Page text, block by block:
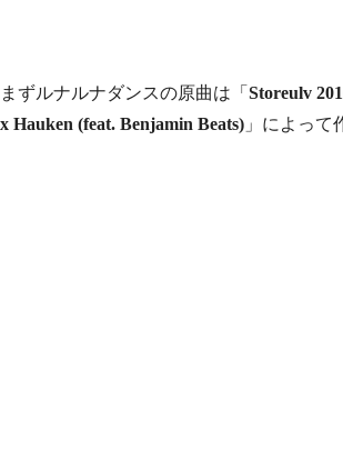
まずルナルナダンスの原曲は「 Storeulv
x Hauken (feat. Benjamin Beats) 」によって